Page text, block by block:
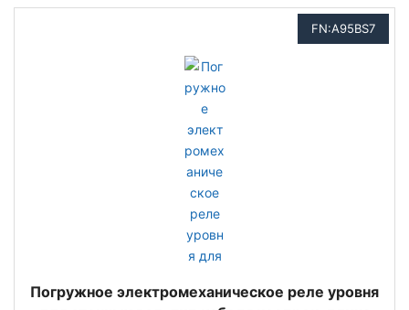
FN:A95BS7
Погружное электромеханическое реле уровня